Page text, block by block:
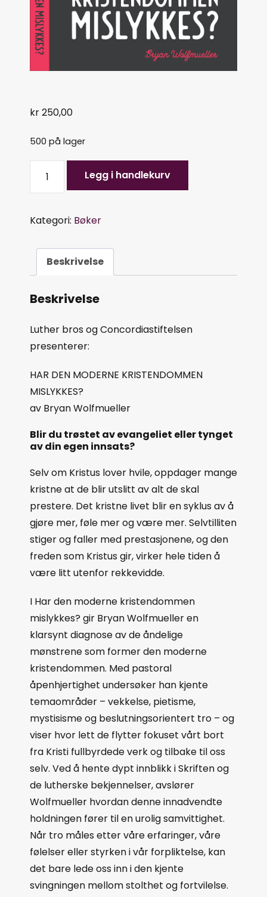
kr250,00
500 på lager
Legg i handlekurv
Kategori: Bøker
Beskrivelse
Beskrivelse
Luther bros og Concordiastiftelsen
presenterer:
HAR DEN MODERNE KRISTENDOMMEN
MISLYKKES?
av Bryan Wolfmueller
Blir du trøstet av evangeliet eller tynget
av din egen innsats?
Selv om Kristus lover hvile, oppdager mange
kristne at de blir utslitt av alt de skal
prestere. Det kristne livet blir en syklus av å
gjøre mer, føle mer og være mer. Selvtilliten
stiger og faller med prestasjonene, og den
freden som Kristus gir, virker hele tiden å
være litt utenfor rekkevidde.
I Har den moderne kristendommen
mislykkes? gir Bryan Wolfmueller en
klarsynt diagnose av de åndelige
mønstrene som former den moderne
kristendommen. Med pastoral
åpenhjertighet undersøker han kjente
temaområder – vekkelse, pietisme,
mystisisme og beslutningsorientert tro – og
viser hvor lett de flytter fokuset vårt bort
fra Kristi fullbyrdede verk og tilbake til oss
selv. Ved å hente dypt innblikk i Skriften og
de lutherske bekjennelser, avslører
Wolfmueller hvordan denne innadvendte
holdningen fører til en urolig samvittighet.
Når tro måles etter våre erfaringer, våre
følelser eller styrken i vår forpliktelse, kan
det bare lede oss inn i den kjente
svingningen mellom stolthet og fortvilelse.